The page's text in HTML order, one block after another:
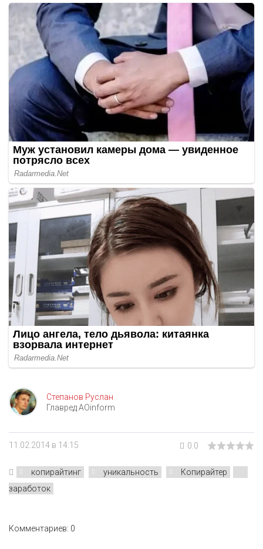
Степанов Руслан
Главред AOinform
11.02.2014 в 14:15 0.0
копирайтинг уникальность
Копирайтер
заработок
Комментариев: 0